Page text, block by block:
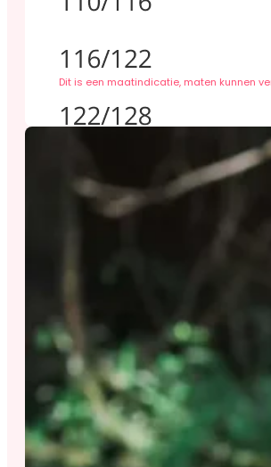
Dit is een maatindicatie, maten kunnen